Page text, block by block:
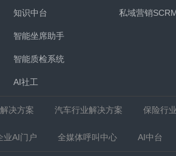
知识中台
智能坐席助手
智能质检系统
AI社工
私域营销
决方案 汽车行业解决方案 保险行
业AI门户 全媒体呼叫中心 AI中台